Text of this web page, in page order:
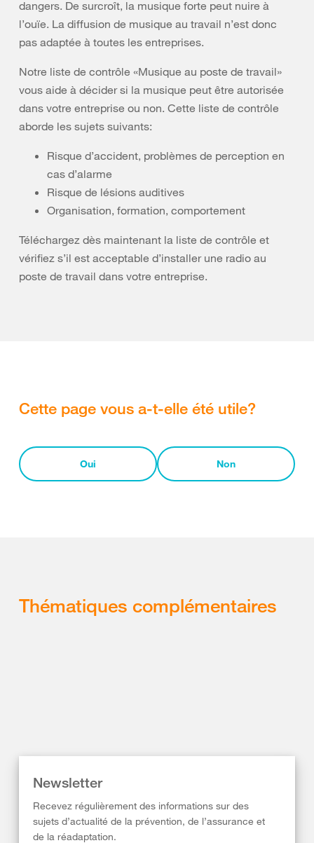
dangers. De surcroît, la musique forte peut nuire à
l’ouïe. La diffusion de musique au travail n’est donc
pas adaptée à toutes les entreprises.
Notre liste de contrôle «Musique au poste de travail»
vous aide à décider si la musique peut être autorisée
dans votre entreprise ou non. Cette liste de contrôle
aborde les sujets suivants:
Risque d’accident, problèmes de perception en
cas d’alarme
Risque de lésions auditives
Organisation, formation, comportement
Téléchargez dès maintenant la liste de contrôle et
vérifiez s’il est acceptable d’installer une radio au
poste de travail dans votre entreprise.
Cette page vous a-t-elle été utile?
Oui Non
Thématiques complémentaires
Newsletter
Recevez régulièrement des informations sur des
sujets d’actualité de la prévention, de l’assurance et
de la réadaptation.